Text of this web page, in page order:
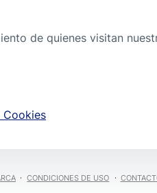
CONDICIONES DE USO
de quienes visitan
Cookies